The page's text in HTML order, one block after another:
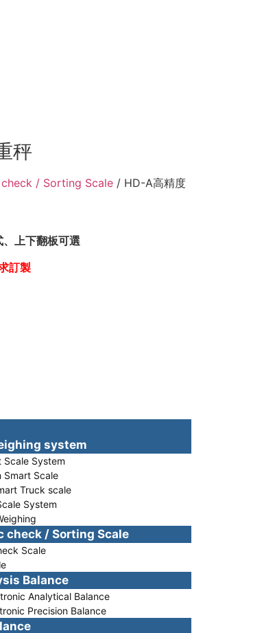
秤
check / Sorting Scale / HD-A高精度
上下翻板可選
訂製
system
Scale System
Smart Scale
Truck scale
System
check / Sorting Scale
Scale
Balance
Analytical Balance
Precision Balance